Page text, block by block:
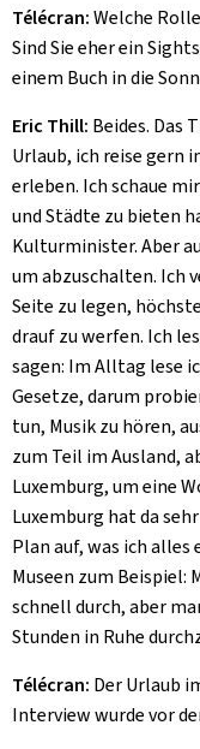
Télécran:Welche
Sind Sie eher ein
einem Buch in die
Eric Thill: Beides. Das
Urlaub, ich reise gern
erleben. Ich schaue
und Städte zu bieten
Kulturminister. Aber
um abzuschalten. Ich
Seite zu legen,
drauf zu werfen. Ich
sagen: Im Alltag lese
Gesetze, darum
tun, Musik zu hören,
zum Teil im Ausland,
Luxemburg, um eine
Luxemburg hat da
Plan auf, was ich alles
Museen zum Beispiel:
schnell durch, aber
Stunden in Ruhe
Télécran: Der Urlaub
Interview wurde vor